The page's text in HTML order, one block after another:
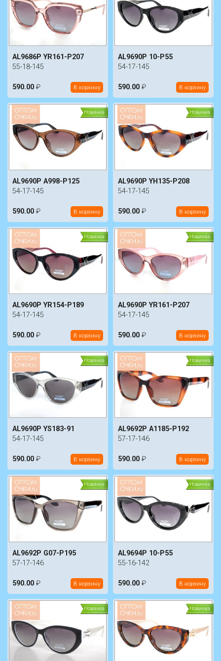
AL9686P YR161-P207
55-18-145
590.00 ₽ В корзину
AL9690P 10-P55
54-17-145
590.00 ₽ В корзину
Новинка
AL9690P A998-P125
54-17-145
590.00 ₽ В корзину
Новинка
AL9690P YH135-P208
54-17-145
590.00 ₽ В корзину
Новинка
AL9690P YR154-P189
54-17-145
590.00 ₽ В корзину
Новинка
AL9690P YR161-P207
54-17-145
590.00 ₽ В корзину
Новинка
AL9690P YS183-91
54-17-145
590.00 ₽ В корзину
Новинка
AL9692P A1185-P192
57-17-146
590.00 ₽ В корзину
Новинка
AL9692P G07-P195
57-17-146
590.00 ₽ В корзину
Новинка
AL9694P 10-P55
55-16-142
590.00 ₽ В корзину
Новинка Новинка